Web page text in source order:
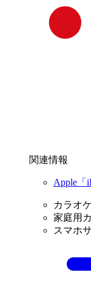
関連情報
Apple「
カラオケ
家庭用
スマホ